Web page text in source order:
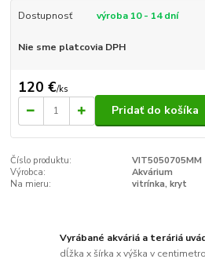
Dostupnosť výroba 10 - 14 dní
Nie sme platcovia DPH
120 €/ks
Pridať do košíka
Číslo produktu:
VIT5050705MM
Výrobca:
Akvárium
Na mieru:
vitrínka, kryt
Vyrábané akváriá a teráriá
dĺžka x šírka x výška v